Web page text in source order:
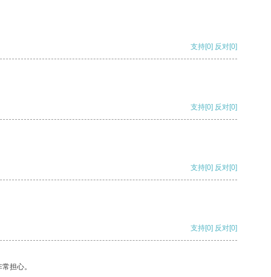
支持[0] 反对[0]
支持[0] 反对[0]
支持[0] 反对[0]
支持[0] 反对[0]
担心。